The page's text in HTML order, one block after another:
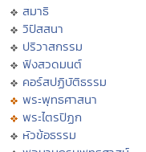
สมาธิ
วิปัสสนา
ปริวาสกรรม
ฟังสวดมนต์
คอร์สปฏิบัติธรรม
พระพุทธศาสนา
พระไตรปิฏก
หัวข้อธรรม